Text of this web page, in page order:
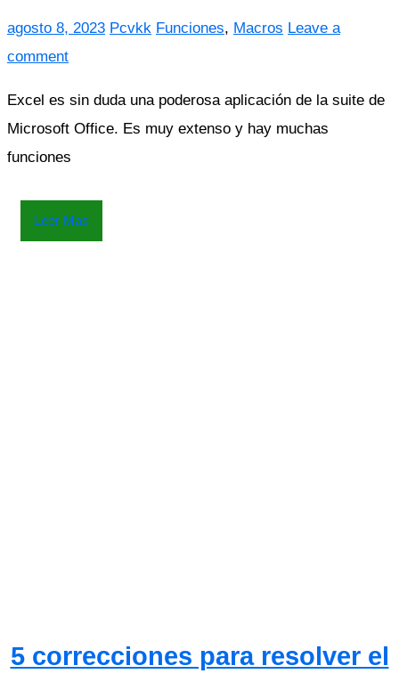
agosto 8, 2023 Pcvkk Funciones, Macros Leave a
comment
Excel es sin duda una poderosa aplicación de la suite de
Microsoft Office. Es muy extenso y hay muchas
funciones
Leer Mas
5 correcciones para resolver el